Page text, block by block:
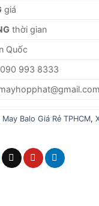
giá
thời gian
Quốc
993 8333
Balo Giá Rẻ TPHCM,